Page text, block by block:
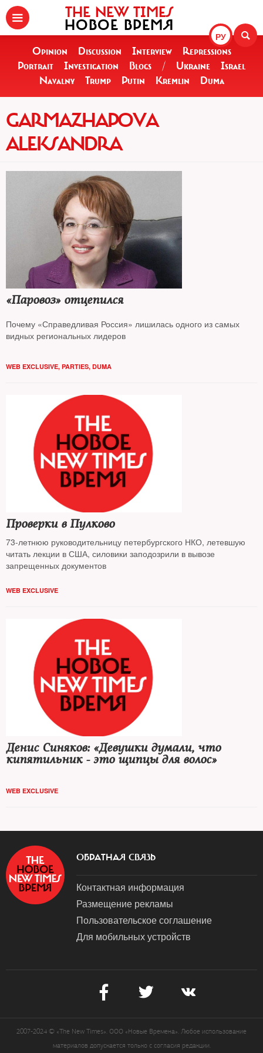
РУ
THE NEW TIMES
НОВОЕ ВРЕМЯ
Opinion Discussion Interview
Repressions
Portrait
Investigation Blogs / Ukraine
Israel
Navalny
Trump Putin Kremlin Duma
GARMAZHAPOVA
ALEKSANDRA
«Паровоз» отцепился
Почему «Справедливая Россия» лишилась одного из самых
видных региональных лидеров
WEB EXCLUSIVE, PARTIES, DUMA
Проверки в Пулково
73-летнюю руководительницу петербургского НКО, летевшую
читать лекции в США, силовики заподозрили в вывозе
запрещенных документов
WEB EXCLUSIVE
Денис Синяков: «Девушки думали, что
кипятильник - это щипцы для волос»
WEB EXCLUSIVE
ОБРАТНАЯ СВЯЗЬ
Контактная информация
Размещение рекламы
Пользовательское соглашение
Для мобильных устройств
2007-2024 © «The New Times». ООО «Новые Времена». Любое использование
материалов допускается только с согласия редакции.